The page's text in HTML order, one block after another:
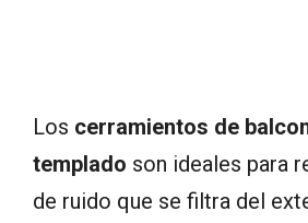
Los cerramientos de
templado son ideales para
de ruido que se filtra del